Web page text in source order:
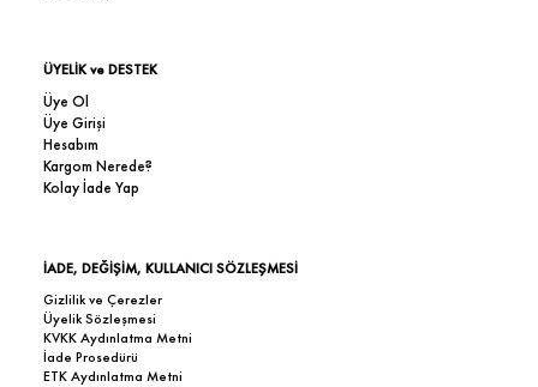
ÜYELİK ve DESTEK
Üye Ol
Üye Girişi
Hesabım
Kargom Nerede?
Kolay İade Yap
İADE, DEĞİŞİM, KULLANICI SÖZLEŞMESİ
Gizlilik ve Çerezler
Üyelik Sözleşmesi
KVKK Aydınlatma Metni
İade Prosedürü
ETK Aydınlatma Metni